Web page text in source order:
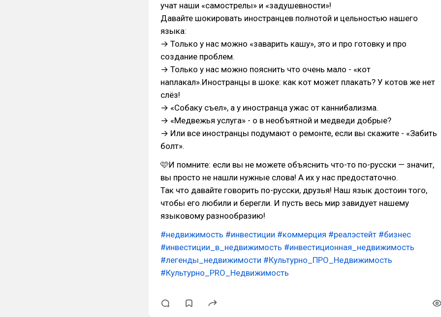
учат наши «самострелы» и «задушевности»!
Давайте шокировать иностранцев полнотой и цельностью нашего
языка:
→ Только у нас можно «заварить кашу», это и про готовку и про
создание проблем.
→ Только у нас можно пояснить что очень мало - «кот
наплакал».Иностранцы в шоке: как кот может плакать? У котов же нет
слёз!
→ «Собаку съел», а у иностранца ужас от каннибализма.
→ «Медвежья услуга» - о в необъятной и медведи добрые?
→ Или все иностранцы подумают о ремонте, если вы скажите - «Забить
болт».
🩷И помните: если вы не можете объяснить что-то по-русски — значит,
вы просто не нашли нужные слова! А их у нас предостаточно.
Так что давайте говорить по-русски, друзья! Наш язык достоин того,
чтобы его любили и берегли. И пусть весь мир завидует нашему
языковому разнообразию!
#недвижимость #инвестиции #коммерция #реалэстейт #бизнес
#инвестиции_в_недвижимость #инвестиционная_недвижимость
#легенды_недвижимости #Культурно_ПРО_Недвижимость
#Культурно_PRO_Недвижимость